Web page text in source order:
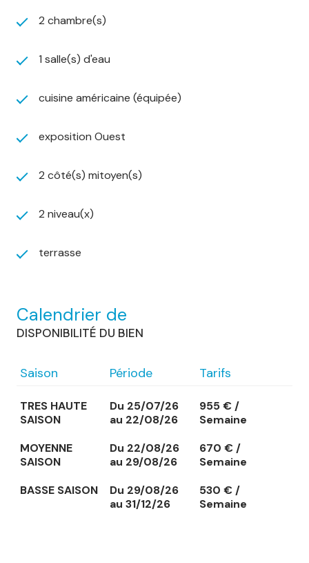
2 chambre(s)
1 salle(s) d'eau
cuisine américaine (équipée)
exposition Ouest
2 côté(s) mitoyen(s)
2 niveau(x)
terrasse
Calendrier de
DISPONIBILITÉ DU BIEN
Saison Période Tarifs
TRES HAUTE
SAISON
Du 25/07/26
au 22/08/26
955 € /
Semaine
MOYENNE
SAISON
Du 22/08/26
au 29/08/26
670 € /
Semaine
BASSE SAISON
Du 29/08/26
au 31/12/26
530 € /
Semaine